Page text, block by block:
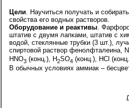
Цели . Научиться получать и
свойства его водных растворов.
Оборудование и реактивы .
штатив с двумя лапками, штатив с
водой, стеклянные трубки (3 шт.),
спиртовой раствор фенолфталеина,
HNO3 (конц.), H2SO4 (конц.), HCl
В обычных условиях аммиак –